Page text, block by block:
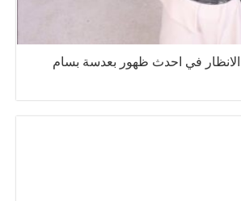
في احدث ظهور بعدسة بسام